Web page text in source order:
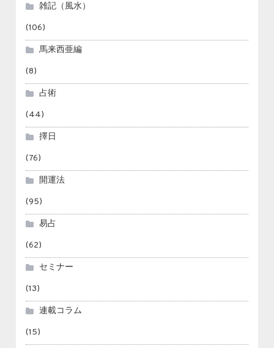
雑記（風水）
(106)
馬来西亜編
(8)
占術
(44)
擇日
(76)
開運法
(95)
易占
(62)
セミナー
(13)
連載コラム
(15)